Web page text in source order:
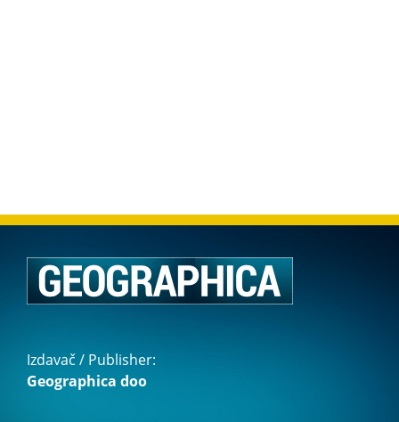
Izdavač / Publisher:
Geographica doo